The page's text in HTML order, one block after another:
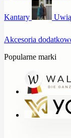
Kantary
Akcesoria
Popularne marki